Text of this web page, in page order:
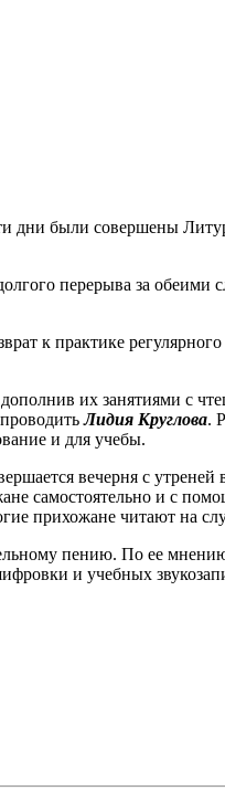
дни были совершены
перерыва за
к практике
их занятиями с
Лидия Круглова.
и для учебы.
вечерня с утреней
самостоятельно и с
прихожане читают на
пению. По ее
и учебных